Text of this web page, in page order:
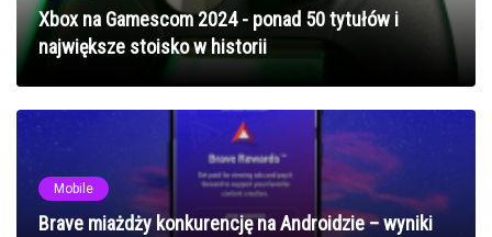
Xbox na Gamescom 2024 - ponad 50 tytułów i
największe stoisko w historii
Mobile
Brave miażdży konkurencję na Androidzie – wyniki